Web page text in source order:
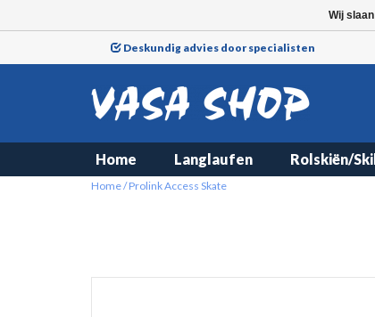
Deskundig advies door specialisten
Home Langlaufen Rolskiën/
Home/Prolink Access Skate
Wij